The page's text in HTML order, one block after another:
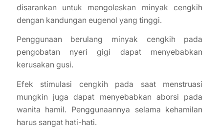
disarankan untuk mengoleskan minyak cengkih
dengan kandungan eugenol yang tinggi.
Penggunaan berulang minyak cengkih pada
pengobatan nyeri gigi dapat menyebabkan
kerusakan gusi.
Efek stimulasi cengkih pada saat menstruasi
mungkin juga dapat menyebabkan aborsi pada
wanita hamil. Penggunaannya selama kehamilan
harus sangat hati-hati.